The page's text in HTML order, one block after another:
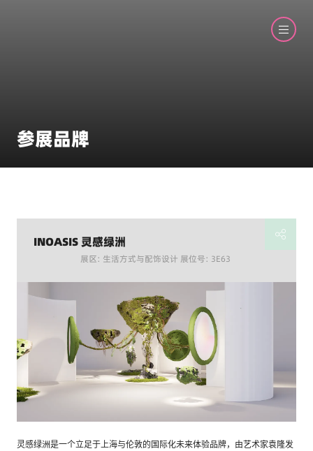
参展品牌
INOASIS 灵感绿洲
展区: 生活方式与配饰设计 展位号: 3E63
灵感绿洲是一个立足于上海与伦敦的国际化未来体验品牌，由艺术家袁隆发